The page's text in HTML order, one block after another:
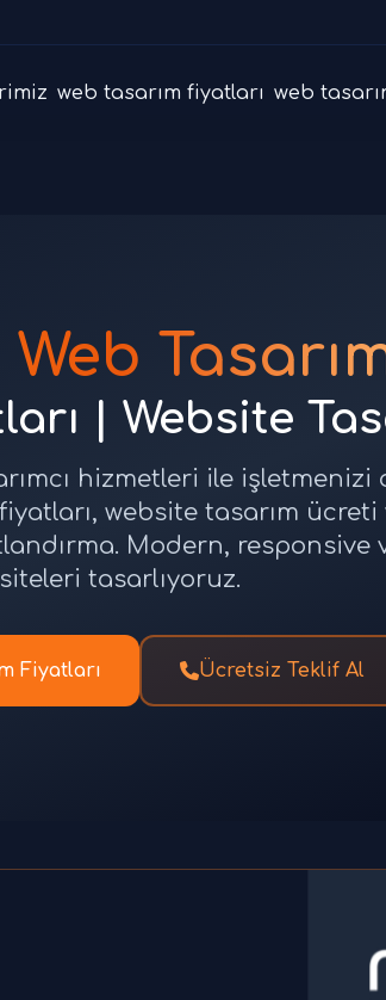
web tasarım fiyatları web
| Website
hizmetleri ile
website tasarım
Modern, responsive
siteleri tasarlıyoruz.
Fiyatları Ücretsiz Teklif Al